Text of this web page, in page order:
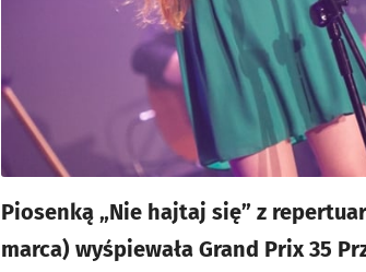
Piosenką „Nie hajtaj się” z
marca) wyśpiewała Grand Prix 35